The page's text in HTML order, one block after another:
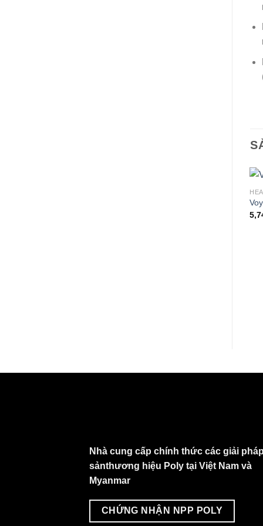
Nhà cung cấp chính thức các giải
sảnthương hiệu Poly tại Việt Nam và
Myanmar
CHỨNG NHẬN NPP POLY